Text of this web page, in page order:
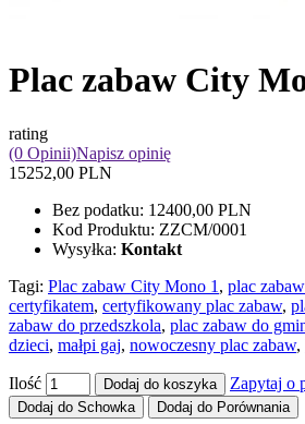
Plac zabaw City
rating
(0 Opinii)Napisz opinię
15252,00 PLN
Bez podatku: 12400,00 PLN
Kod Produktu: ZZCM/0001
Wysyłka: Kontakt
Tagi: Plac zabaw City Mono 1 , plac
certyfikatem, certyfikowany plac zabaw,
zabaw do przedszkola, plac zabaw do
dzieci, małpi gaj, nowoczesny plac zabaw,
Ilość Dodaj do koszyka Zapytaj o
Dodaj do Schowka Dodaj do Porównania